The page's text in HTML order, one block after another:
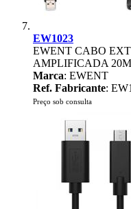
EW1023
EWENT CABO
AMPLIFICADA
Marca: EWENT
Ref. Fabricante:
Preço sob consulta